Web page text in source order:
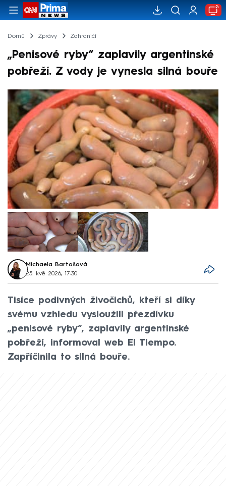
Domů Zprávy Zahraničí
„Penisové ryby“ zaplavily argentinské
pobřeží. Z vody je vynesla silná bouře
Michaela Bartošová
25. kvě 2026, 17:30
Tisíce podivných živočichů, kteří si díky
svému vzhledu vysloužili přezdívku
„penisové ryby“, zaplavily argentinské
pobřeží, informoval web El Tiempo.
Zapříčinila to silná bouře.